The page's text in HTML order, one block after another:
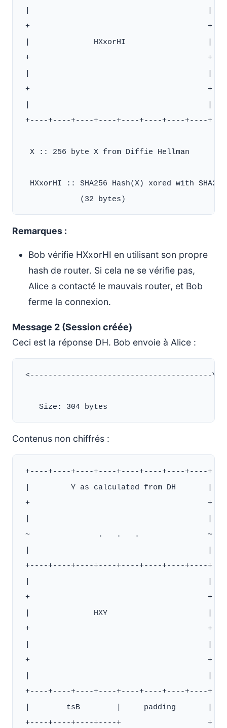
+                                       +
|              HXxorHI                  |
+                                       +
+                                       +
+----+----+----+----+----+----+----+----+
  X :: 256 byte X from Diffie Hellman
HXxorHI :: SHA256 Hash(X) xored with
Remarques :
Bob vérifie HXxorHI en utilisant son propre
hash de router. Si cela ne se vérifie pas,
Alice a contacté le mauvais router, et Bob
ferme la connexion.
Message 2 (Session créée)
Ceci est la réponse DH. Bob envoie à Alice :
<----------------------------------------
Contenus non chiffrés :
+----+----+----+----+----+----+----+----+
|         Y as calculated from DH       |
+                                       +
~               .   .   .               ~
+----+----+----+----+----+----+----+----+
+                                       +
|              HXY                      |
+                                       +
+                                       +
+----+----+----+----+----+----+----+----+
|        tsB        |     padding       |
+----+----+----+----+                   +